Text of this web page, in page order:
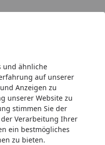
und ähnliche
auf unserer
Anzeigen zu
unserer Website zu
stimmen Sie der
der Verarbeitung Ihrer
ein bestmögliches
zu bieten.
Dr. Clauder's Special
Diet Low